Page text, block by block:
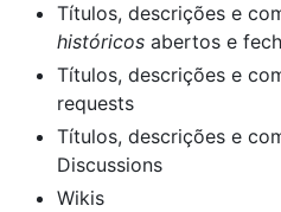
Títulos, descrições e
históricos abertos e
Títulos, descrições e
requests
Títulos, descrições e
Discussions
Wikis